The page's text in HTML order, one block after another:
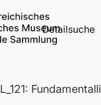
Detailsuche